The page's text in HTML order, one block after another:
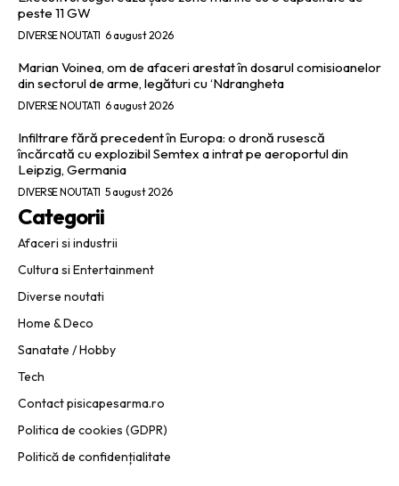
peste 11 GW
DIVERSE NOUTATI 6 august 2026
Marian Voinea, om de afaceri arestat în dosarul comisioanelor
din sectorul de arme, legături cu ‘Ndrangheta
DIVERSE NOUTATI 6 august 2026
Infiltrare fără precedent în Europa: o dronă rusescă
încărcată cu explozibil Semtex a intrat pe aeroportul din
Leipzig, Germania
DIVERSE NOUTATI 5 august 2026
Categorii
Afaceri si industrii
Cultura si Entertainment
Diverse noutati
Home & Deco
Sanatate / Hobby
Tech
Contact pisicapesarma.ro
Politica de cookies (GDPR)
Politică de confidențialitate